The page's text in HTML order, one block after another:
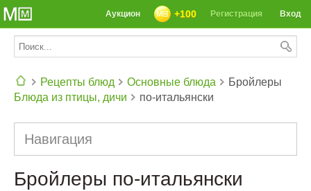
Вход
Регистрация
+100
Аукцион
Рецепты блюд
Основные блюда
Блюда из птицы, дичи
Бройлеры
по-итальянски
Навигация
Бройлеры по-итальянски